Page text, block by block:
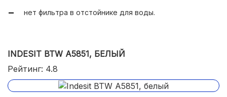
нет фильтра в отстойнике для воды.
INDESIT BTW A5851, БЕЛЫЙ
Рейтинг: 4.8